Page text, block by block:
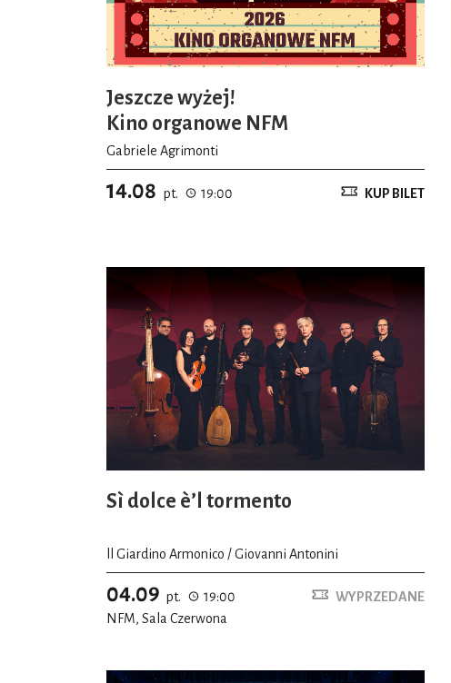
Jeszcze wyżej!
Kino organowe NFM
Gabriele Agrimonti
14.08 pt. 19:00 KUP BILET
Sì dolce è’l tormento
ll Giardino Armonico / Giovanni Antonini
04.09 pt.
19:00
NFM, Sala Czerwona
WYPRZEDANE